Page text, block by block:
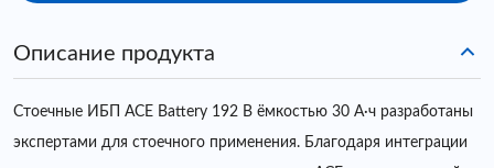
Описание продукта
Стоечные ИБП ACE Battery 192 В ёмкостью 30 А·ч разработаны
экспертами для стоечного применения. Благодаря интеграции